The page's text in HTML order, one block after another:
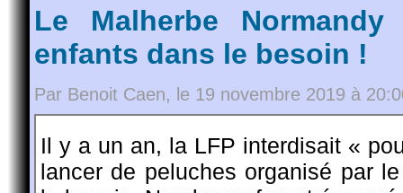
Le Malherbe
enfants dans le besoin !
Par Benoit Caen, le 19 novembre 2019 à
Il y a un an, la LFP interdisait «
lancer de peluches organisé par